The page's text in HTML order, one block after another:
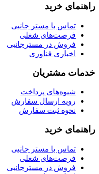
راهنمای خرید
تماس با مستر جانبی
فرصت‌های شغلی
فروش در مسترجانبی
اخباری فناوری
خدمات مشتریان
شیوه‌های پرداخت
رویه ارسال سفارش
نحوه ثبت سفارش
راهنمای خرید
تماس با مستر جانبی
فرصت‌های شغلی
فروش در مسترجانبی